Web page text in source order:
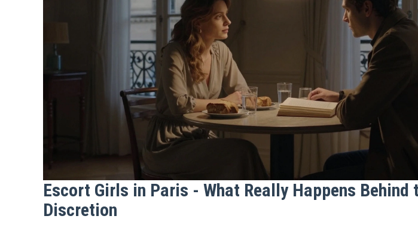
Escort Girls in Paris - What Really Happens Behind
Discretion